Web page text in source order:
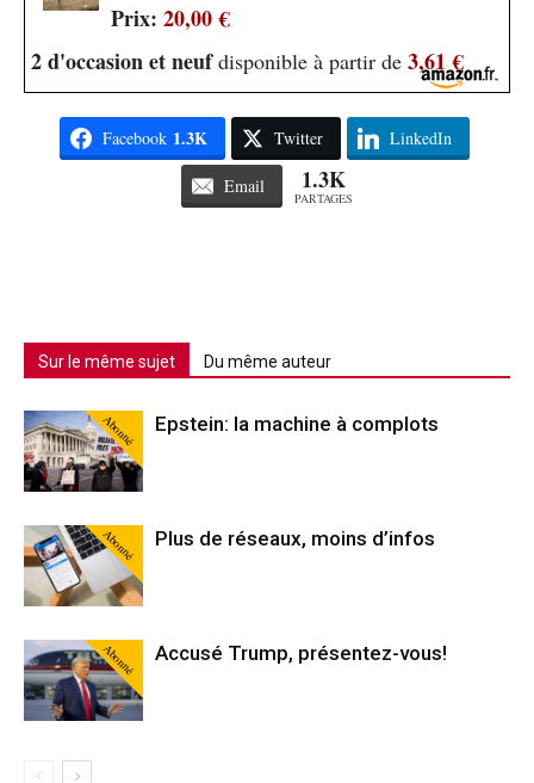
Prix: 20,00 €
2 d'occasion et neufdisponible à partir de 3,61 €
Facebook 1.3K Twitter LinkedIn
Email 1.3K
PARTAGES
Sur le même sujet Du même auteur
Abonné Epstein: la machine à complots
Abonné Plus de réseaux, moins d’infos
Abonné Accusé Trump, présentez-vous!